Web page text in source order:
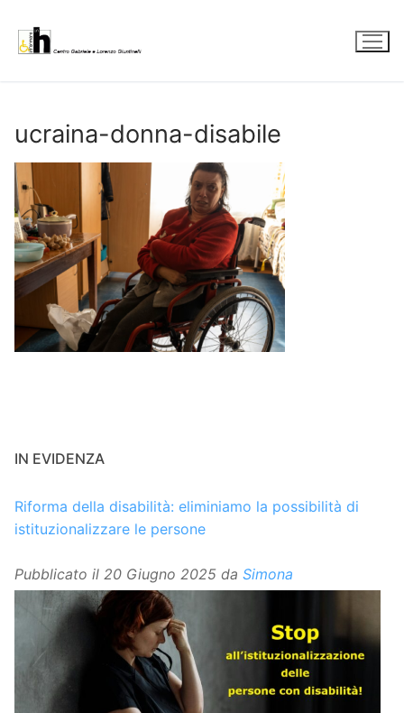
contenuto
ucraina-donna-disabile
IN EVIDENZA
Riforma della disabilità: eliminiamo la possibilità di
istituzionalizzare le persone
Pubblicato il 20 Giugno 2025 da Simona